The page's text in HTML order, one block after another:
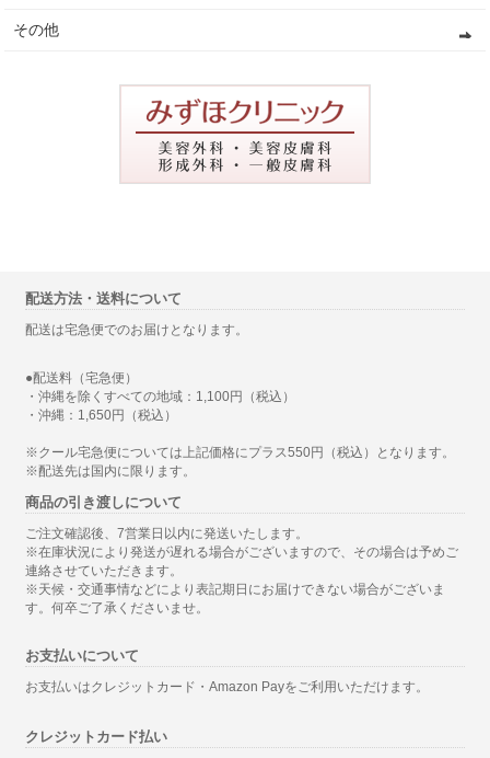
その他
配送方法・送料について
配送は宅急便でのお届けとなります。
●配送料（宅急便）
・沖縄を除くすべての地域：1,100円（税込）
・沖縄：1,650円（税込）
※クール宅急便については上記価格にプラス550円（税込）となります。
※配送先は国内に限ります。
商品の引き渡しについて
ご注文確認後、7営業日以内に発送いたします。
※在庫状況により発送が遅れる場合がございますので、その場合は予めご
連絡させていただきます。
※天候・交通事情などにより表記期日にお届けできない場合がございま
す。何卒ご了承くださいませ。
お支払いについて
お支払いはクレジットカード・Amazon Payをご利用いただけます。
クレジットカード払い